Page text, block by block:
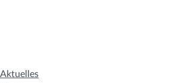
Aktuelles